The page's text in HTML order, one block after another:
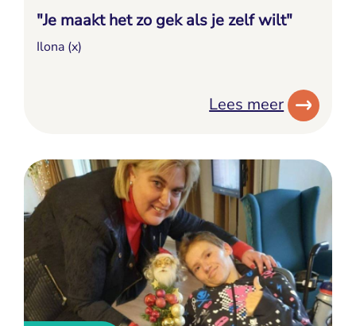
"Je maakt het zo gek als je zelf wilt"
Ilona (x)
Lees meer